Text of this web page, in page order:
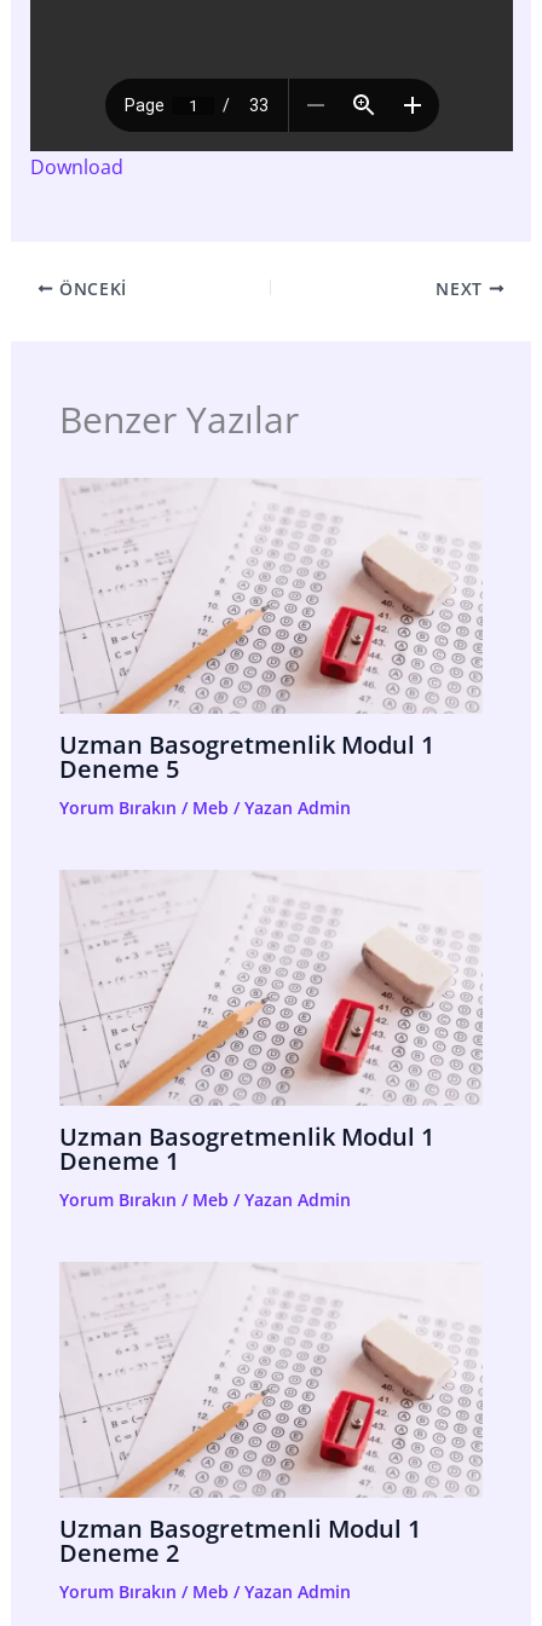
Download
ÖNCEKI NEXT
Benzer Yazılar
Uzman Basogretmenlik Modul 1
Deneme 5
Yorum Bırakın / Meb / Yazan Admin
Uzman Basogretmenlik Modul 1
Deneme 1
Yorum Bırakın / Meb / Yazan Admin
Uzman Basogretmenli Modul 1
Deneme 2
Yorum Bırakın / Meb / Yazan Admin